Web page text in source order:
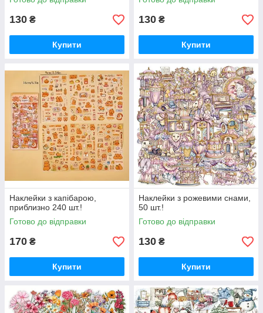
130 ₴
Купити
130 ₴
Купити
Наклейки з капібарою,
приблизно 240 шт.!
Готово до відправки
170 ₴
Купити
Наклейки з рожевими снами,
50 шт.!
Готово до відправки
130 ₴
Купити